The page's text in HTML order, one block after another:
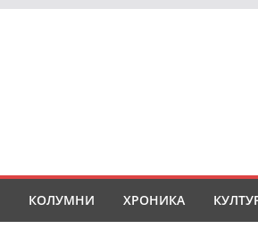
КОЛУМНИ ХРОНИКА